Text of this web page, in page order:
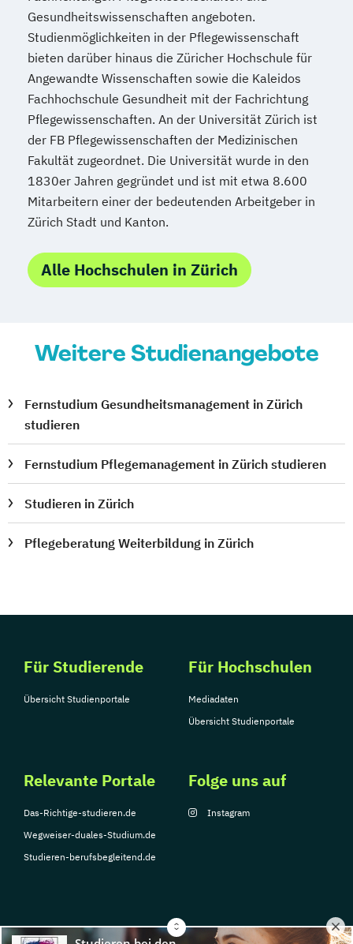
Gesundheitswissenschaften angeboten.
Studienmöglichkeiten in der Pflegewissenschaft
bieten darüber hinaus die Züricher Hochschule für
Angewandte Wissenschaften sowie die Kaleidos
Fachhochschule Gesundheit mit der Fachrichtung
Pflegewissenschaften. An der Universität Zürich ist
der FB Pflegewissenschaften der Medizinischen
Fakultät zugeordnet. Die Universität wurde in den
1830er Jahren gegründet und ist mit etwa 8.600
Mitarbeitern einer der bedeutenden Arbeitgeber in
Zürich Stadt und Kanton.
Alle Hochschulen in Zürich
Weitere Studienangebote
Fernstudium Gesundheitsmanagement in Zürich
studieren
Fernstudium Pflegemanagement in Zürich studieren
Studieren in Zürich
Pflegeberatung Weiterbildung in Zürich
Für Studierende
Übersicht Studienportale
Für Hochschulen
Mediadaten
Übersicht Studienportale
Relevante Portale
Das-Richtige-studieren.de
Wegweiser-duales-Studium.de
Studieren-berufsbegleitend.de
Folge uns auf
Instagram